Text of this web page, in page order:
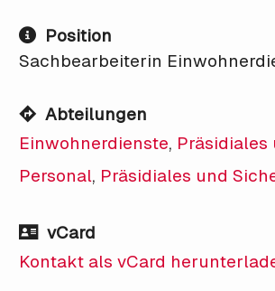
Position
Sachbearbeiterin
Abteilungen
Einwohnerdienste, Präsidiales
Personal, Präsidiales und
vCard
Kontakt als vCard